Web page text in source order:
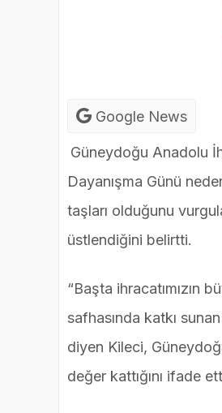
Google News
Güneydoğu Anadolu
Dayanışma Günü
taşları olduğunu
üstlendiğini belirtti.
“Başta ihracatımızın
safhasında katkı
diyen Kileci,
değer kattığını ifade